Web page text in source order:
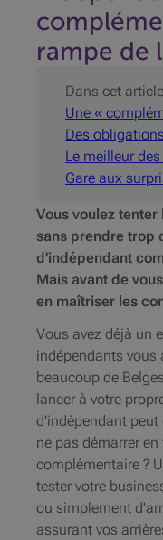
rampe de
Dans cet article
Une «
Des
Le meilleur
Gare aux
Vous voulez
sans prendre trop
d'indépendant
Mais avant de
en maîtriser les
Vous avez déjà un
indépendants vous
beaucoup de
lancer à votre
d'indépendant
ne pas démarrer
complémentaire ?
tester votre
ou simplement
assurant vos